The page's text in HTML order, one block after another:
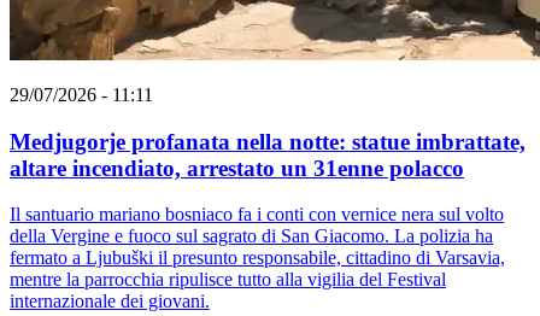
29/07/2026 - 11:11
Medjugorje profanata nella notte: statue imbrattate,
altare incendiato, arrestato un 31enne polacco
Il santuario mariano bosniaco fa i conti con vernice nera sul volto
della Vergine e fuoco sul sagrato di San Giacomo. La polizia ha
fermato a Ljubuški il presunto responsabile, cittadino di Varsavia,
mentre la parrocchia ripulisce tutto alla vigilia del Festival
internazionale dei giovani.